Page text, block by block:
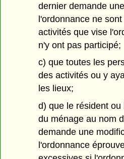
dernier demande
l'ordonnance ne
activités que vise
n'y ont pas participé;
c) que toutes les
des activités ou y
les lieux;
d) que le résident
du ménage au nom
demande une
l'ordonnance